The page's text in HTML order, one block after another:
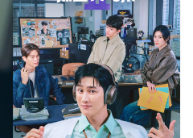
ำรวจสายสืบเต็มตัวใน Flex
ม่ จองอึนแช